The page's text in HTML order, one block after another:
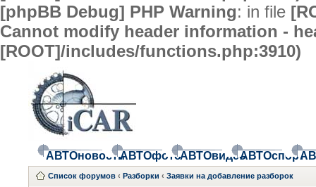
[phpBB Debug] PHP Warning: in file
Cannot modify header information -
[ROOT]/includes/functions.php:3910)
АВТОновостиАВТОфотоАВТОвидеоАВТОспорт
Список форумов ‹ Разборки ‹ Заявки на добавление разборок